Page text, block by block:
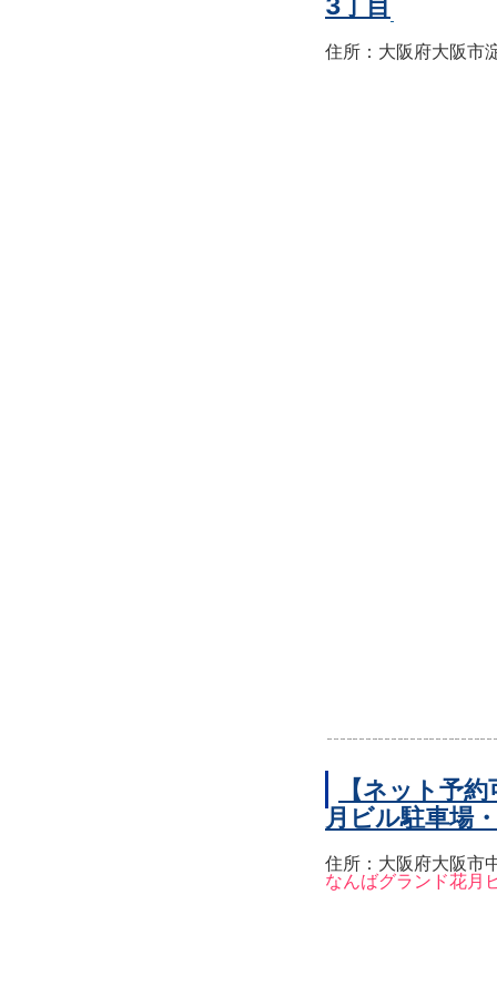
住所：大阪府大阪市
【ネット予
月ビル駐車場
住所：大阪府大阪市
なんばグランド花